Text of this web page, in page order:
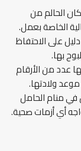
الحالم من
الخاصة بعمل.
على الاحتفاظ
بها.
عدد من الأرقام
موعد ولادتها.
في منام الحامل
أي أزمات صحية.